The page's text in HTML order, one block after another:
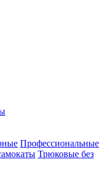
Профессиональные
Трюковые без